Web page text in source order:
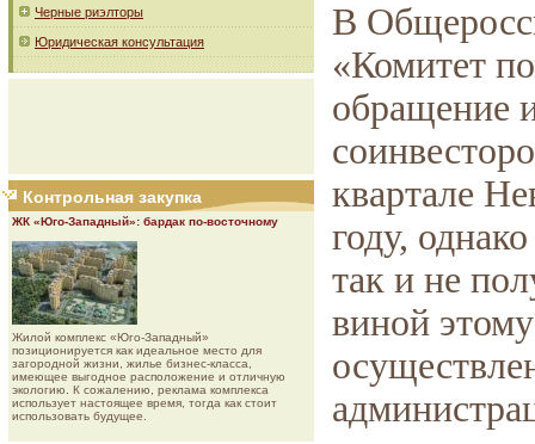
Черные риэлторы
Юридическая консультация
Контрольная закупка
ЖК «Юго-Западный»: бардак по-восточному
Жилой комплекс «Юго-Западный»
позиционируется как идеальное место для
загородной жизни, жилье бизнес-класса,
имеющее выгодное расположение и отличную
экологию. К сожалению, реклама комплекса
использует настоящее время, тогда как стоит
использовать будущее.
В
«Комитет
обращение
квартале
году,
так и не
виной